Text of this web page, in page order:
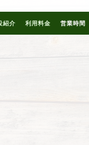
紹介 利用料金 営業時間